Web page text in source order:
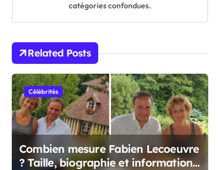
i
catégories confondues.
Related Posts
Célébrités
Combien mesure Fabien Lecoeuvre
? Taille, biographie et informations